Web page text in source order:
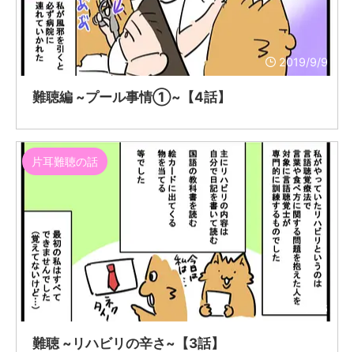
2019/9/9
難聴編 ~プール事情①~【4話】
2019/9/6
片耳難聴の話
難聴 ~リハビリの辛さ~【3話】